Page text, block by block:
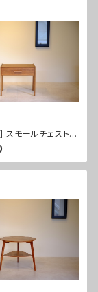
モールチェスト